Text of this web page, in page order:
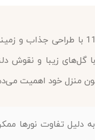
زیرسفره مدل فرشینه کد
گل‌های زیبا و نقوش
منزل خود اهمیت
دلیل تفاوت نورها